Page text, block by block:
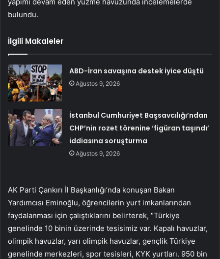
bulundu.
İlgili Makaleler
ABD-İran savaşına destek iyice düştü
Ağustos 9, 2026
İstanbul Cumhuriyet Başsavcılığı’ndan
CHP’nin rozet törenine ‘figüran taşındı’
iddiasına soruşturma
Ağustos 9, 2026
AK Parti Çankırı İl Başkanlığı’nda konuşan Bakan
Yardımcısı Eminoğlu, öğrencilerin yurt imkanlarından
faydalanması için çalıştıklarını belirterek, “Türkiye
genelinde 10 binin üzerinde tesisimiz var. Kapalı havuzlar,
olimpik havuzlar, yarı olimpik havuzlar, gençlik Türkiye
genelinde merkezleri, spor tesisleri, KYK yurtları. 950 bin